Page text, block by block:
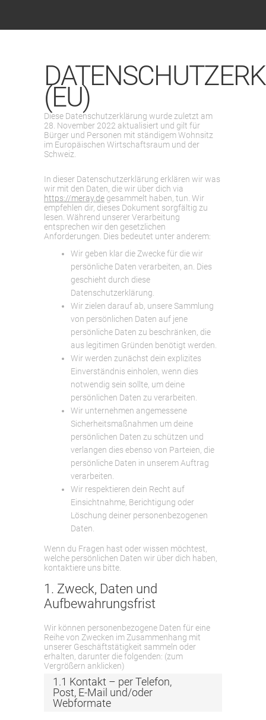
(EU)
Diese Datenschutzerklärung wurde zuletzt am
28. November 2022 aktualisiert und gilt für
Bürger und Personen mit ständigem Wohnsitz
im Europäischen Wirtschaftsraum und der
Schweiz.
In dieser Datenschutzerklärung erklären wir was
wir mit den Daten, die wir über dich via
https://meray.de gesammelt haben, tun. Wir
empfehlen dir, dieses Dokument sorgfältig zu
lesen. Während unserer Verarbeitung
entsprechen wir den gesetzlichen
Anforderungen. Dies bedeutet unter anderem:
Wir geben klar die Zwecke für die wir
persönliche Daten verarbeiten, an. Dies
geschieht durch diese
Datenschutzerklärung.
Wir zielen darauf ab, unsere Sammlung
von persönlichen Daten auf jene
persönliche Daten zu beschränken, die
aus legitimen Gründen benötigt werden.
Wir werden zunächst dein explizites
Einverständnis einholen, wenn dies
notwendig sein sollte, um deine
persönlichen Daten zu verarbeiten.
Wir unternehmen angemessene
Sicherheitsmaßnahmen um deine
persönlichen Daten zu schützen und
verlangen dies ebenso von Parteien, die
persönliche Daten in unserem Auftrag
verarbeiten.
Wir respektieren dein Recht auf
Einsichtnahme, Berichtigung oder
Löschung deiner personenbezogenen
Daten.
Wenn du Fragen hast oder wissen möchtest,
welche persönlichen Daten wir über dich haben,
kontaktiere uns bitte.
1. Zweck, Daten und
Aufbewahrungsfrist
Wir können personenbezogene Daten für eine
Reihe von Zwecken im Zusammenhang mit
unserer Geschäftstätigkeit sammeln oder
erhalten, darunter die folgenden: (zum
Vergrößern anklicken)
1.1 Kontakt – per Telefon,
Post, E-Mail und/oder
Webformate